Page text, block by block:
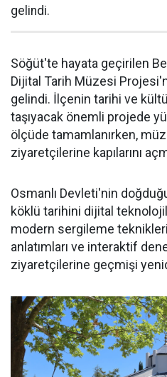
gelindi.
Söğüt'te hayata geçirilen
Dijital Tarih Müzesi
gelindi. İlçenin tarihi ve
taşıyacak önemli projede
ölçüde tamamlanırken,
ziyaretçilerine kapılarını
Osmanlı Devleti'nin
köklü tarihini dijital
modern sergileme
anlatımları ve interaktif
ziyaretçilerine geçmişi